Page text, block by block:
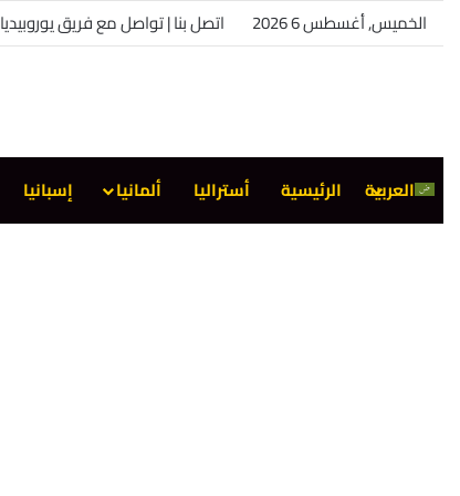
الخميس, أغسطس 6 2026 اتصل بنا | تواصل مع فريق يوروبيديا 24
العربية الرئيسية أستراليا ألمانيا إسبانيا